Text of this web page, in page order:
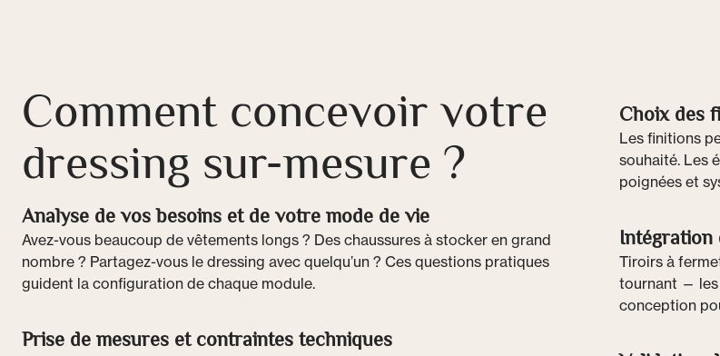
Comment concevoir votre
dressing sur-mesure ?
Analyse de vos besoins et de votre mode de vie
Avez-vous beaucoup de vêtements longs ? Des chaussures à stocker en grand
nombre ? Partagez-vous le dressing avec quelqu’un ? Ces questions pratiques
guident la configuration de chaque module.
Prise de mesures et contraintes techniques
Choix des
Les finitions
souhaité. Les
poignées et
Tiroirs à
tournant — les
conception